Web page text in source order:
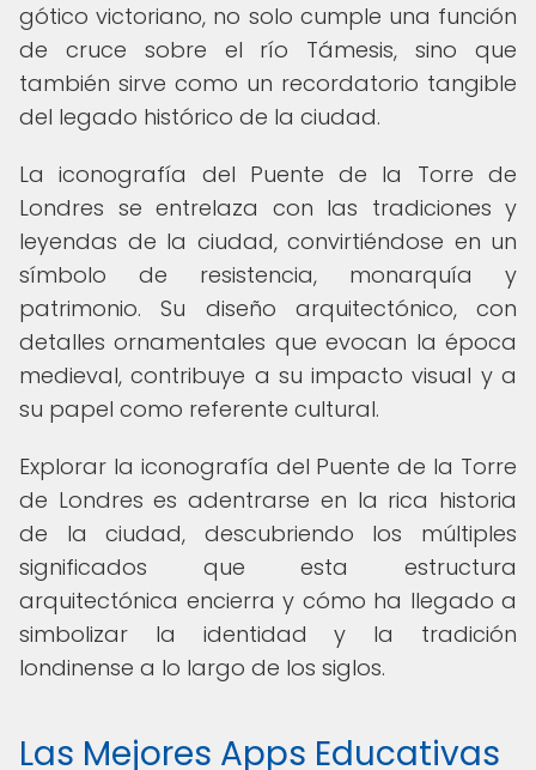
gótico victoriano, no solo cumple una función
de cruce sobre el río Támesis, sino que
también sirve como un recordatorio tangible
del legado histórico de la ciudad.
La iconografía del Puente de la Torre de
Londres se entrelaza con las tradiciones y
leyendas de la ciudad, convirtiéndose en un
símbolo de resistencia, monarquía y
patrimonio. Su diseño arquitectónico, con
detalles ornamentales que evocan la época
medieval, contribuye a su impacto visual y a
su papel como referente cultural.
Explorar la iconografía del Puente de la Torre
de Londres es adentrarse en la rica historia
de la ciudad, descubriendo los múltiples
significados que esta estructura
arquitectónica encierra y cómo ha llegado a
simbolizar la identidad y la tradición
londinense a lo largo de los siglos.
Las Mejores Apps Educativas